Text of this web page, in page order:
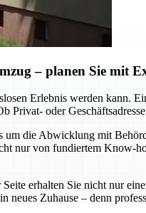
– planen Sie mit
Erlebnis werden kann.
Privat- oder
die Abwicklung mit
nur von fundiertem Know-
erhalten Sie nicht nur
Zuhause – denn